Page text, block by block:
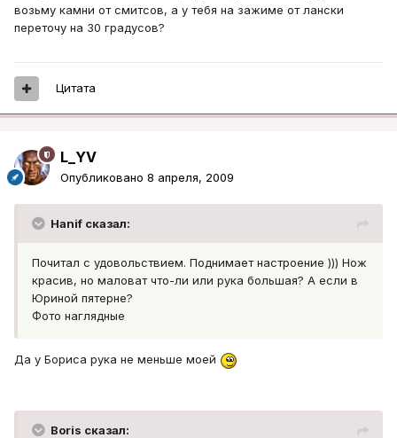
возьму камни от смитсов, а у тебя на зажиме от лански
переточу на 30 градусов?
Цитата
L_YV
Опубликовано 8 апреля, 2009
Hanif сказал:
Почитал с удовольствием. Поднимает настроение ))) Нож
красив, но маловат что-ли или рука большая? А если в
Юриной пятерне?
Фото наглядные
Да у Бориса рука не меньше моей
Boris сказал: